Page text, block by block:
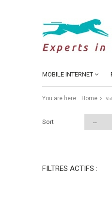
MOBILE INTERNET
You are here: Home
Sort
FILTRES ACTIFS :